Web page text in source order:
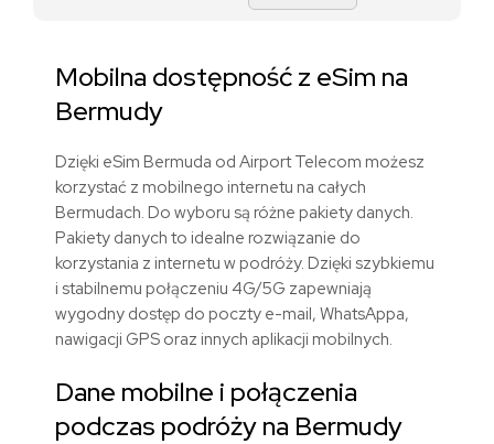
Mobilna dostępność z eSim na
Bermudy
Dzięki eSim Bermuda od Airport Telecom możesz
korzystać z mobilnego internetu na całych
Bermudach. Do wyboru są różne pakiety danych.
Pakiety danych to idealne rozwiązanie do
korzystania z internetu w podróży. Dzięki szybkiemu
i stabilnemu połączeniu 4G/5G zapewniają
wygodny dostęp do poczty e-mail, WhatsAppa,
nawigacji GPS oraz innych aplikacji mobilnych.
Dane mobilne i połączenia
podczas podróży na Bermudy